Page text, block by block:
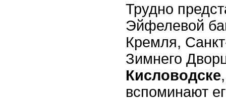
Трудно
Эйфелевой
Кремля,
Зимнего
Кисловодске
вспоминают